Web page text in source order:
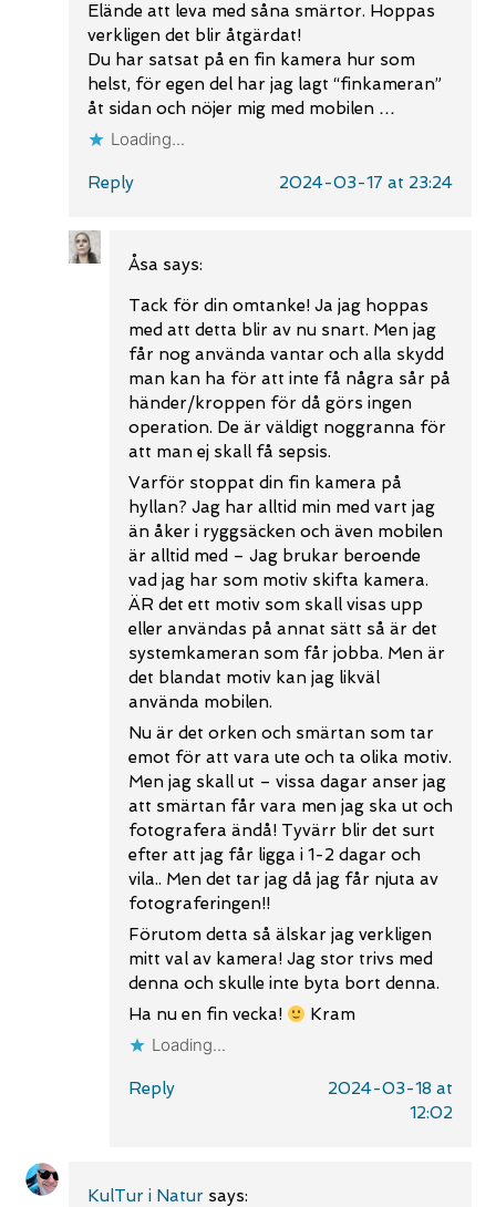
Elände att leva med såna smärtor. Hoppas
verkligen det blir åtgärdat!
Du har satsat på en fin kamera hur som
helst, för egen del har jag lagt “finkameran”
åt sidan och nöjer mig med mobilen …
Loading...
Reply 2024-03-17 at 23:24
Åsa says:
Tack för din omtanke! Ja jag hoppas
med att detta blir av nu snart. Men jag
får nog använda vantar och alla skydd
man kan ha för att inte få några sår på
händer/kroppen för då görs ingen
operation. De är väldigt noggranna för
att man ej skall få sepsis.
Varför stoppat din fin kamera på
hyllan? Jag har alltid min med vart jag
än åker i ryggsäcken och även mobilen
är alltid med – Jag brukar beroende
vad jag har som motiv skifta kamera.
ÄR det ett motiv som skall visas upp
eller användas på annat sätt så är det
systemkameran som får jobba. Men är
det blandat motiv kan jag likväl
använda mobilen.
Nu är det orken och smärtan som tar
emot för att vara ute och ta olika motiv.
Men jag skall ut – vissa dagar anser jag
att smärtan får vara men jag ska ut och
fotografera ändå! Tyvärr blir det surt
efter att jag får ligga i 1-2 dagar och
vila.. Men det tar jag då jag får njuta av
fotograferingen!!
Förutom detta så älskar jag verkligen
mitt val av kamera! Jag stor trivs med
denna och skulle inte byta bort denna.
Ha nu en fin vecka!
Kram
Loading...
Reply
2024-03-18 at
12:02
KulTur i Natur says: